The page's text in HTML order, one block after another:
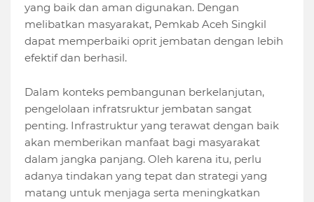
yang baik dan aman digunakan. Dengan
melibatkan masyarakat, Pemkab Aceh Singkil
dapat memperbaiki oprit jembatan dengan lebih
efektif dan berhasil.
Dalam konteks pembangunan berkelanjutan,
pengelolaan infratsruktur jembatan sangat
penting. Infrastruktur yang terawat dengan baik
akan memberikan manfaat bagi masyarakat
dalam jangka panjang. Oleh karena itu, perlu
adanya tindakan yang tepat dan strategi yang
matang untuk menjaga serta meningkatkan